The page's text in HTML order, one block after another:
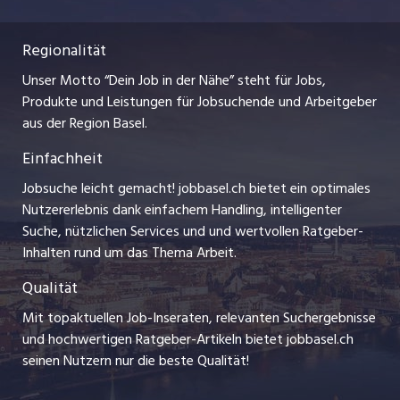
Lehrstellen
Ferienjobs
Management / Kader-Jobs
Arbeitgeber
Jobline
Impressum
Stellenmeldepflicht
Bewerber-Cockpit
myjob.ch
jobzüri.ch
ajourjob.ch
bzbasel.ch
CH Media
Regionalität
Unser Motto “Dein Job in der Nähe” steht für Jobs,
Produkte und Leistungen für Jobsuchende und Arbeitgeber
aus der Region Basel.
Einfachheit
Jobsuche leicht gemacht! jobbasel.ch bietet ein optimales
Nutzererlebnis dank einfachem Handling, intelligenter
Suche, nützlichen Services und und wertvollen Ratgeber-
Inhalten rund um das Thema Arbeit.
Qualität
Mit topaktuellen Job-Inseraten, relevanten Suchergebnisse
und hochwertigen Ratgeber-Artikeln bietet jobbasel.ch
seinen Nutzern nur die beste Qualität!